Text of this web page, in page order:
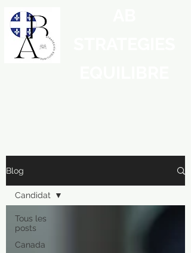
Blog
Tous les
posts
Canada
Candidat